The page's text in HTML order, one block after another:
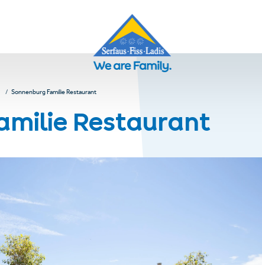
Sonnenburg Familie Restaurant
Restaurant